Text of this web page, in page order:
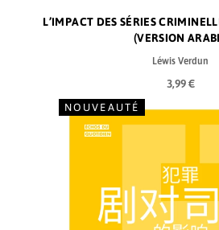
L’IMPACT DES SÉRIES
(VERSION
Léwis Verdun
3,99 €
NOUVEAUTÉ